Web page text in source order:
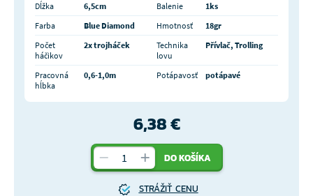
Dĺžka 6,5cm Balenie
1ks
Farba
Blue Diamond Hmotnosť
18gr
Počet
háčikov
2x trojháček
Technika
lovu
Přívlač, Trolling
Pracovná
hĺbka
0,6-1,0m Potápavosť potápavé
6,38 €
DO KOŠÍKA
STRÁŽIŤ CENU